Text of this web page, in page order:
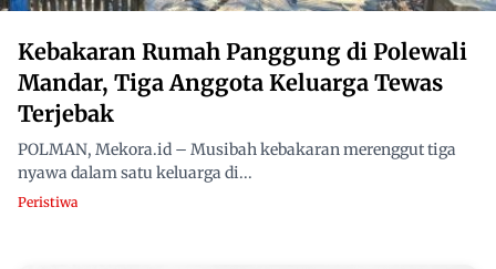
Kebakaran Rumah Panggung di Polewali
Mandar, Tiga Anggota Keluarga Tewas
Terjebak
POLMAN, Mekora.id – Musibah kebakaran merenggut tiga
nyawa dalam satu keluarga di...
Peristiwa